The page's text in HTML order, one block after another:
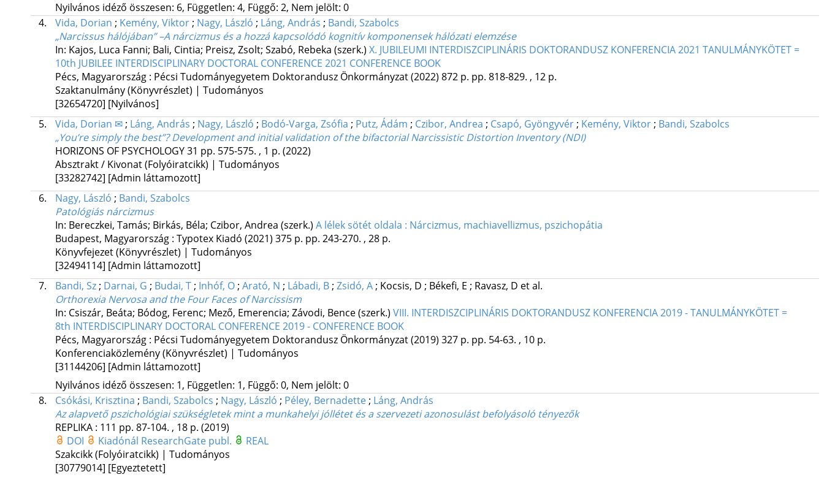
Nyilvános idéző összesen: 6, Független: 4, Függő: 2, Nem jelölt: 0
4.
Vida, Dorian ; Kemény, Viktor; Nagy, László ; Láng, András ; Bandi, Szabolcs
„Narcissus hálójában” –A nárcizmus és a hozzá kapcsolódó kognitív komponensek hálózati elemzése
In: Kajos, Luca Fanni; Bali, Cintia; Preisz, Zsolt; Szabó, Rebeka (szerk.) X. JUBILEUMI INTERDISZCIPLINÁRIS DOKTORANDUSZ KONFERENCIA 2021 TANULMÁNYKÖTET =
10th JUBILEE INTERDISCIPLINARY DOCTORAL CONFERENCE 2021 CONFERENCE BOOK
Pécs, Magyarország : Pécsi Tudományegyetem Doktorandusz Önkormányzat(2022) 872 p. pp. 818-829. , 12 p.
Szaktanulmány (Könyvrészlet) | Tudományos
[32654720] [Nyilvános]
5.
Vida, Dorian ✉; Láng, András ; Nagy, László ; Bodó-Varga, Zsófia ; Putz, Ádám ; Czibor, Andrea ; Csapó, Gyöngyvér; Kemény, Viktor; Bandi, Szabolcs
„You’re simply the best”? Development and initial validation of the bifactorial Narcissistic Distortion Inventory (NDI)
HORIZONS OF PSYCHOLOGY31 pp. 575-575. , 1 p. (2022)
Absztrakt / Kivonat (Folyóiratcikk) | Tudományos
[33282742] [Admin láttamozott]
6.
Nagy, László ; Bandi, Szabolcs
Patológiás nárcizmus
In: Bereczkei, Tamás; Birkás, Béla; Czibor, Andrea (szerk.) A lélek sötét oldala : Nárcizmus, machiavellizmus, pszichopátia
Budapest, Magyarország : Typotex Kiadó (2021) 375 p. pp. 243-270. , 28 p.
Könyvfejezet (Könyvrészlet) | Tudományos
[32494114] [Admin láttamozott]
7.
Bandi, Sz; Darnai, G ; Budai, T; Inhóf, O; Arató, N ; Lábadi, B; Zsidó, A; Kocsis, D ; Békefi, E ; Ravasz, D et al.
Orthorexia Nervosa and the Four Faces of Narcissism
In: Csiszár, Beáta; Bódog, Ferenc; Mező, Emerencia; Závodi, Bence (szerk.) VIII. INTERDISZCIPLINÁRIS DOKTORANDUSZ KONFERENCIA 2019 - TANULMÁNYKÖTET =
8th INTERDISCIPLINARY DOCTORAL CONFERENCE 2019 - CONFERENCE BOOK
Pécs, Magyarország : Pécsi Tudományegyetem Doktorandusz Önkormányzat(2019) 327 p. pp. 54-63. , 10 p.
Konferenciaközlemény (Könyvrészlet) | Tudományos
[31144206] [Admin láttamozott]
Nyilvános idéző összesen: 1, Független: 1, Függő: 0, Nem jelölt: 0
8.
Csókási, Krisztina ; Bandi, Szabolcs ; Nagy, László ; Péley, Bernadette; Láng, András
Az alapvető pszichológiai szükségletek mint a munkahelyi jóllétet és a szervezeti azonosulást befolyásoló tényezők
REPLIKA : 111 pp. 87-104. , 18 p. (2019)
DOI
Kiadónál ResearchGate publ.
REAL
Szakcikk (Folyóiratcikk) | Tudományos
[30779014] [Egyeztetett]